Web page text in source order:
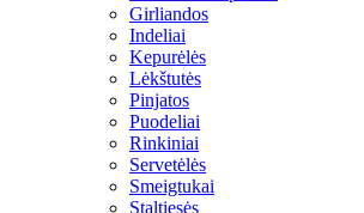
Girliandos
Indeliai
Kepurėlės
Lėkštutės
Pinjatos
Puodeliai
Rinkiniai
Servetėlės
Smeigtukai
Staltiesės